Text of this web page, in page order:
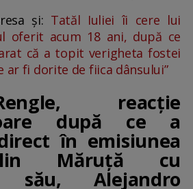
și: Tatăl Iuliei îi cere lui
oferit acum 18 ani, după ce
că a topit verigheta fostei
ar fi dorite de fiica dânsului”
reacție
după ce a
în emisiunea
Măruță cu
său, Alejandro